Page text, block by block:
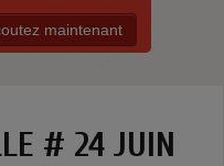
maintenant
# 24 JUIN